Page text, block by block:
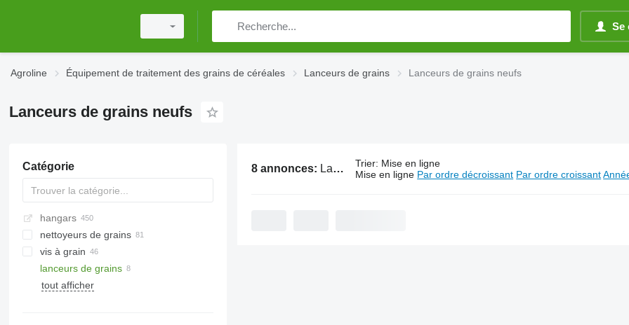
Se
Agroline Équipement de traitement des grains de céréales Lanceurs de grains Lanceurs de grains neufs
Lanceurs de grains neufs
Catégorie
hangars
nettoyeurs de grains
vis à grain
lanceurs de grains
tout afficher
8 annonces: Lanceurs de grains Trier: Mise en ligne
Mise en ligne Par ordre décroissant Par ordre croissant